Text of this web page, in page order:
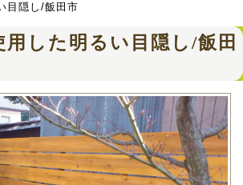
目隠し/飯田市
用した明るい目隠し/飯田